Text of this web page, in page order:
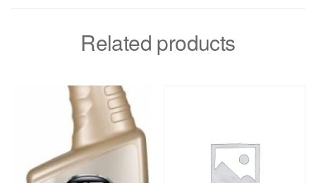
Related products